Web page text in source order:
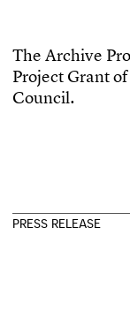
The Archive Pro
Project Grantof
Council.
PRESS RELEASE